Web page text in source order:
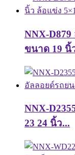
NNX-D879
ขนาด 19 นิ้
NNX-
23 24 นิ้ว...